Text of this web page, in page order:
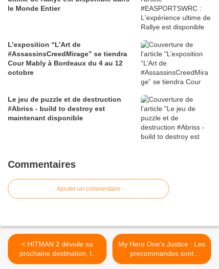
le Monde Entier
L’exposition “L’Art de
#AssassinsCreedMirage” se tiendra
Cour Mably à Bordeaux du 4 au 12
octobre
Le jeu de puzzle et de destruction
#Abriss - build to destroy est
maintenant disponible
Commentaires
Ajouter un commentaire
< HITMAN 2 dévoile sa
prochaine destination, la
Colombie, dans une
My Hero One’s Justice : Les
precommandes sont
ouvertes ! >